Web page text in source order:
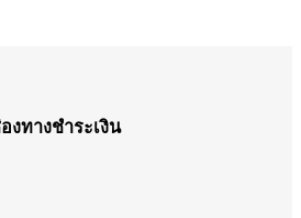
งทางชำระเงิน